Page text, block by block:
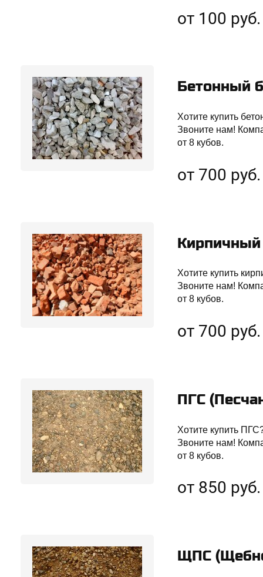
от 100
Бетонный
Хотите купить
Звоните нам!
от 8 кубов.
от 700
Кирпичный
Хотите купить
Звоните нам!
от 8 кубов.
от 700
ПГС
Хотите купить
Звоните нам!
от 8 кубов.
от 850
ЩПС